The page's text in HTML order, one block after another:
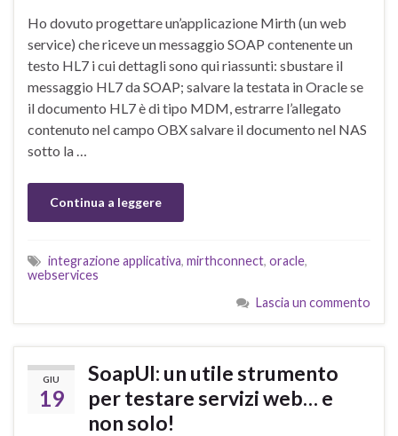
Ho dovuto progettare un’applicazione Mirth (un web
service) che riceve un messaggio SOAP contenente un
testo HL7 i cui dettagli sono qui riassunti: sbustare il
messaggio HL7 da SOAP; salvare la testata in Oracle se
il documento HL7 è di tipo MDM, estrarre l’allegato
contenuto nel campo OBX salvare il documento nel NAS
sotto la …
Continua a leggere
integrazione applicativa, mirthconnect, oracle,
webservices
Lascia un commento
GIU
19
SoapUI: un utile strumento
per testare servizi web… e
non solo!